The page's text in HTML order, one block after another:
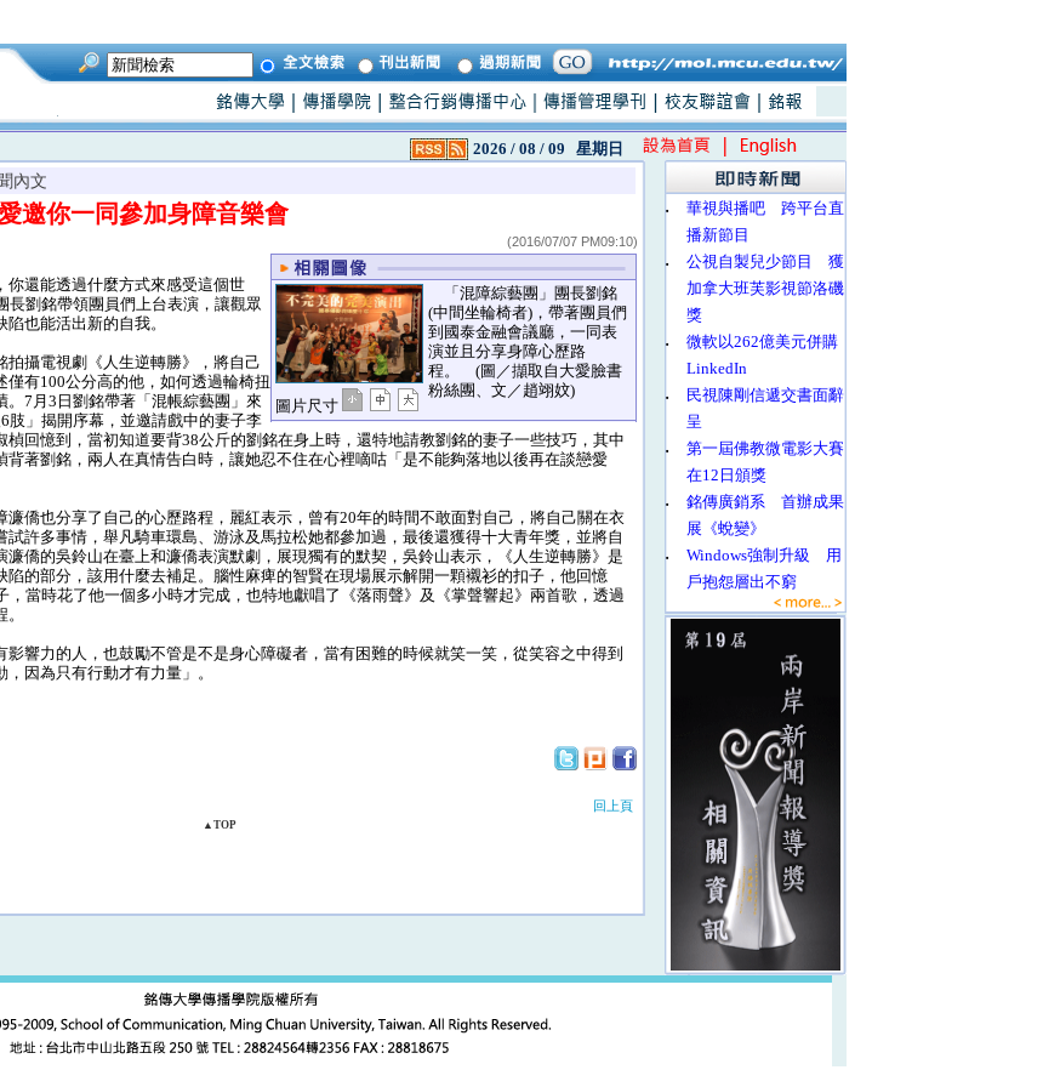
2026 / 08 / 09 星期日
內文
邀你一同參加身障音樂會
(2016/07/07 PM09:10)
「混障綜藝團」團長劉銘
(中間坐輪椅者)，帶著團員們
到國泰金融會議廳，一同表
演並且分享身障心歷路
程。 (圖／擷取自大愛臉書
粉絲團、文／趙翊妏)
圖片尺寸
還能透過什麼方式來感受這個世
長劉銘帶領團員們上台表演，讓觀眾
也能活出新的自我。
攝電視劇《人生逆轉勝》，將自己
僅有100公分高的他，如何透過輪椅扭
。7月3日劉銘帶著「混帳綜藝團」來
肢」揭開序幕，並邀請戲中的妻子李
楨回憶到，當初知道要背38公斤的劉銘在身上時，還特地請教劉銘的妻子一些技巧，其中
背著劉銘，兩人在真情告白時，讓她忍不住在心裡嘀咕「是不能夠落地以後再在談戀愛
僑也分享了自己的心歷路程，麗紅表示，曾有20年的時間不敢面對自己，將自己關在衣
試許多事情，舉凡騎車環島、游泳及馬拉松她都參加過，最後還獲得十大青年獎，並將自
濂僑的吳鈴山在臺上和濂僑表演默劇，展現獨有的默契，吳鈴山表示，《人生逆轉勝》是
陷的部分，該用什麼去補足。腦性麻痺的智賢在現場展示解開一顆襯衫的扣子，他回憶
，當時花了他一個多小時才完成，也特地獻唱了《落雨聲》及《掌聲響起》兩首歌，透過
響力的人，也鼓勵不管是不是身心障礙者，當有困難的時候就笑一笑，從笑容之中得到
因為只有行動才有力量」。
回上頁
▲TOP
‧
華視與播吧 跨平台直
播新節目
‧
公視自製兒少節目 獲
加拿大班芙影視節洛磯
獎
‧
微軟以262億美元併購
LinkedIn
‧
民視陳剛信遞交書面辭
呈
‧
第一屆佛教微電影大賽
在12日頒獎
‧
銘傳廣銷系 首辦成果
展《蛻變》
‧
Windows強制升級 用
戶抱怨層出不窮